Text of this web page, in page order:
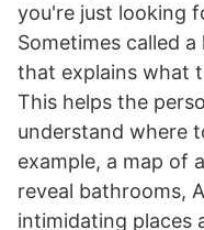
you're just looking
Sometimes called
that explains what
This helps the
understand where
example, a map of
reveal bathrooms,
intimidating places